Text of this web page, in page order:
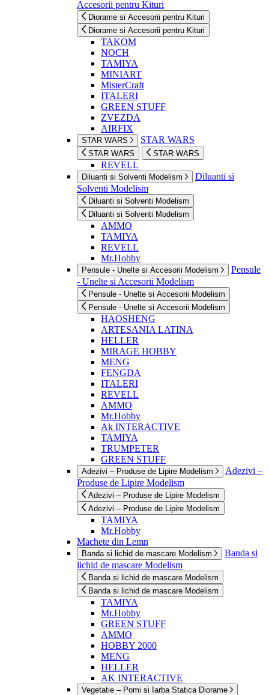
Accesorii pentru Kituri
Diorame si Accesorii pentru Kituri
Diorame si Accesorii pentru Kituri
TAKOM
NOCH
TAMIYA
MINIART
MisterCraft
ITALERI
GREEN STUFF
ZVEZDA
AIRFIX
STAR WARS STAR WARS
STAR WARS STAR WARS
REVELL
Diluanti si Solventi Modelism
Diluanti si
Solventi Modelism
Diluanti si Solventi Modelism
Diluanti si Solventi Modelism
AMMO
TAMIYA
REVELL
Mr.Hobby
Pensule - Unelte si Accesorii Modelism
Pensule
- Unelte si Accesorii Modelism
Pensule - Unelte si Accesorii Modelism
Pensule - Unelte si Accesorii Modelism
HAOSHENG
ARTESANIA LATINA
HELLER
MIRAGE HOBBY
MENG
FENGDA
ITALERI
REVELL
AMMO
Mr.Hobby
Ak INTERACTIVE
TAMIYA
TRUMPETER
GREEN STUFF
Adezivi – Produse de Lipire Modelism
Adezivi –
Produse de Lipire Modelism
Adezivi – Produse de Lipire Modelism
Adezivi – Produse de Lipire Modelism
TAMIYA
Mr.Hobby
Machete din Lemn
Banda si lichid de mascare Modelism
Banda si
lichid de mascare Modelism
Banda si lichid de mascare Modelism
Banda si lichid de mascare Modelism
TAMIYA
Mr.Hobby
GREEN STUFF
AMMO
HOBBY 2000
MENG
HELLER
AK INTERACTIVE
Vegetatie – Pomi si Iarba Statica Diorame